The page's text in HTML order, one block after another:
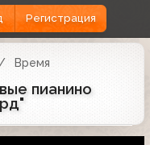
Регистрация
Время
пианино